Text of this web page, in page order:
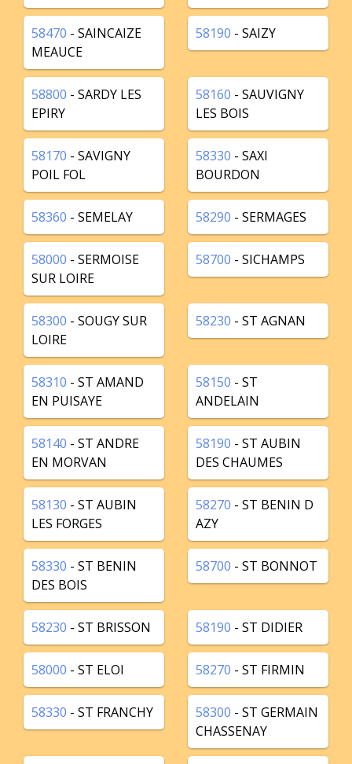
58470 - SAINCAIZE
MEAUCE
58190 - SAIZY
58800 - SARDY LES
EPIRY
58160 - SAUVIGNY
LES BOIS
58170 - SAVIGNY
POIL FOL
58330 - SAXI
BOURDON
58360 - SEMELAY 58290 - SERMAGES
58000 - SERMOISE
SUR LOIRE
58700 - SICHAMPS
58300 - SOUGY SUR
LOIRE
58230 - ST AGNAN
58310 - ST AMAND
EN PUISAYE
58150 - ST
ANDELAIN
58140 - ST ANDRE
EN MORVAN
58190 - ST AUBIN
DES CHAUMES
58130 - ST AUBIN
LES FORGES
58270 - ST BENIN D
AZY
58330 - ST BENIN
DES BOIS
58700 - ST BONNOT
58230 - ST BRISSON 58190 - ST DIDIER
58000 - ST ELOI 58270 - ST FIRMIN
58330 - ST FRANCHY 58300 - ST GERMAIN
CHASSENAY